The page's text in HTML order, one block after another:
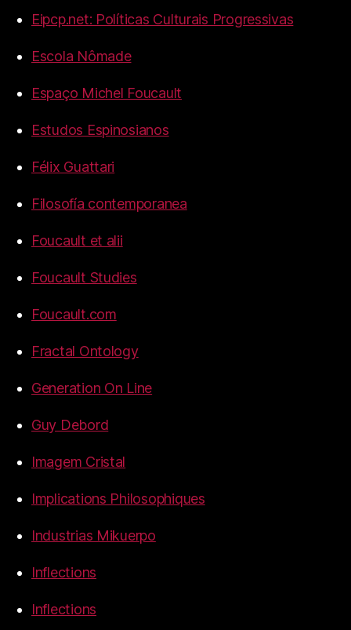
Eipcp.net: Políticas Culturais Progressivas
Escola Nômade
Espaço Michel Foucault
Estudos Espinosianos
Félix Guattari
Filosofía contemporanea
Foucault et alii
Foucault Studies
Foucault.com
Fractal Ontology
Generation On Line
Guy Debord
Imagem Cristal
Implications Philosophiques
Industrias Mikuerpo
Inflections
Inflections